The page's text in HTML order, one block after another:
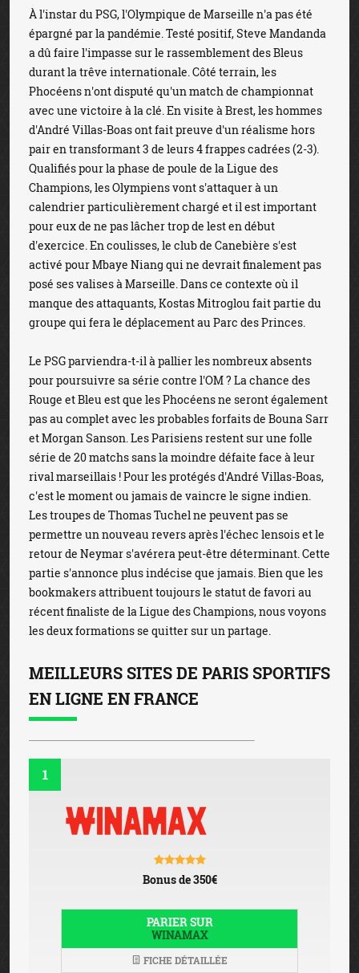
À l'instar du PSG, l'Olympique de Marseille n'a pas été
épargné par la pandémie. Testé positif, Steve Mandanda
a dû faire l'impasse sur le rassemblement des Bleus
durant la trêve internationale. Côté terrain, les
Phocéens n'ont disputé qu'un match de championnat
avec une victoire à la clé. En visite à Brest, les hommes
d'André Villas-Boas ont fait preuve d'un réalisme hors
pair en transformant 3 de leurs 4 frappes cadrées (2-3).
Qualifiés pour la phase de poule de la Ligue des
Champions, les Olympiens vont s'attaquer à un
calendrier particulièrement chargé et il est important
pour eux de ne pas lâcher trop de lest en début
d'exercice. En coulisses, le club de Canebière s'est
activé pour Mbaye Niang qui ne devrait finalement pas
posé ses valises à Marseille. Dans ce contexte où il
manque des attaquants, Kostas Mitroglou fait partie du
groupe qui fera le déplacement au Parc des Princes.
Le PSG parviendra-t-il à pallier les nombreux absents
pour poursuivre sa série contre l'OM ? La chance des
Rouge et Bleu est que les Phocéens ne seront également
pas au complet avec les probables forfaits de Bouna Sarr
et Morgan Sanson. Les Parisiens restent sur une folle
série de 20 matchs sans la moindre défaite face à leur
rival marseillais ! Pour les protégés d'André Villas-Boas,
c'est le moment ou jamais de vaincre le signe indien.
Les troupes de Thomas Tuchel ne peuvent pas se
permettre un nouveau revers après l'échec lensois et le
retour de Neymar s'avérera peut-être déterminant. Cette
partie s'annonce plus indécise que jamais. Bien que les
bookmakers attribuent toujours le statut de favori au
récent finaliste de la Ligue des Champions, nous voyons
les deux formations se quitter sur un partage.
MEILLEURS SITES DE PARIS SPORTIFS
EN LIGNE EN FRANCE
1
Bonus de 350€
PARIER SUR
WINAMAX
FICHE DÉTAILLÉE